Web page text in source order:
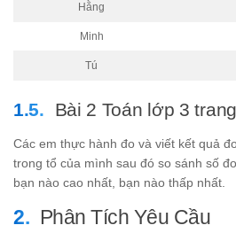
Hằng
Minh
Tú
Bài 2 Toán lớp 3
Các em thực hành đo và viết kết quả
trong tổ của mình sau đó so sánh số
bạn nào cao nhất, bạn nào thấp nhất.
Phân Tích Yêu Cầu